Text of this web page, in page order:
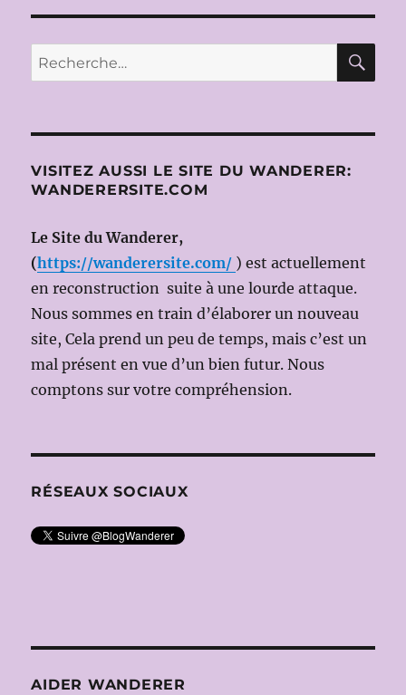
2012:
et
LEONCAVALLO
13
avril
2012
(Dir.mus
:
Daniel
Recherche
pour :
VISITEZ AUSSI LE SITE DU WANDERER:
WANDERERSITE.COM
Le Site du Wanderer,
(https://wanderersite.com/ ) est actuellement
en reconstruction suite à une lourde attaque.
Nous sommes en train d’élaborer un nouveau
site, Cela prend un peu de temps, mais c’est un
mal présent en vue d’un bien futur. Nous
comptons sur votre compréhension.
RÉSEAUX SOCIAUX
AIDER WANDERER